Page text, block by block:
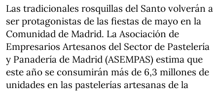
Las tradicionales rosquillas del Santo volverán a
ser protagonistas de las fiestas de mayo en la
Comunidad de Madrid. La Asociación de
Empresarios Artesanos del Sector de Pastelería
y Panadería de Madrid (ASEMPAS) estima que
este año se consumirán más de 6,3 millones de
unidades en las pastelerías artesanas de la